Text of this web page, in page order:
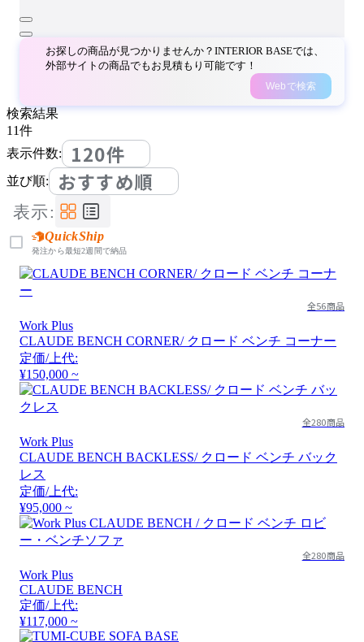
お探しの商品が見つかりませんか？INTERIOR BASEでは、
外部サイトの商品でもお見積もり可能です！
Webで検索
検索結果
11件
表示件数:
120件
並び順: おすすめ順
表示:
QuickShip
発注から最短2週間で納品
全56商品
Work Plus
CLAUDE BENCH CORNER/ クロード ベンチ コーナー
定価/上代:
¥150,000 ~
全280商品
Work Plus
CLAUDE BENCH BACKLESS/ クロード ベンチ バック
レス
定価/上代:
¥95,000 ~
全280商品
Work Plus
CLAUDE BENCH
定価/上代:
¥117,000 ~